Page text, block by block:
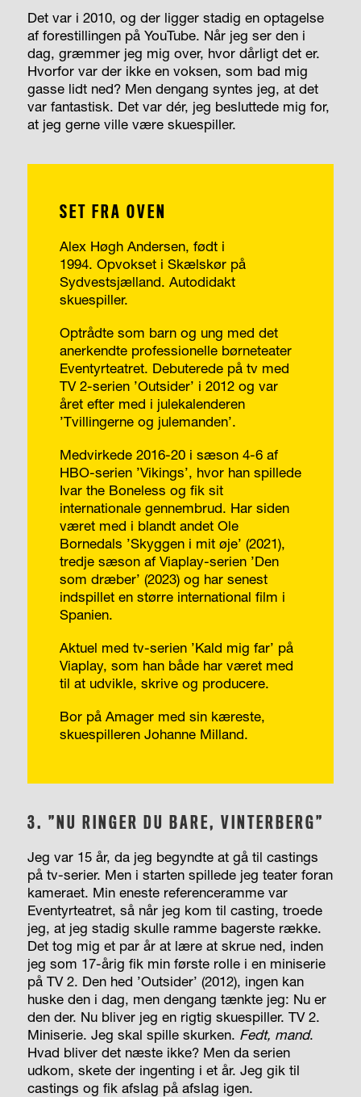
Det var i 2010, og der ligger stadig en optagelse
af forestillingen på YouTube. Når jeg ser den i
dag, græmmer jeg mig over, hvor dårligt det er.
Hvorfor var der ikke en voksen, som bad mig
gasse lidt ned? Men dengang syntes jeg, at det
var fantastisk. Det var dér, jeg besluttede mig for,
at jeg gerne ville være skuespiller.
SET FRA OVEN
Alex Høgh Andersen, født i
1994. Opvokset i Skælskør på
Sydvestsjælland. Autodidakt
skuespiller.
Optrådte som barn og ung med det
anerkendte professionelle børneteater
Eventyrteatret. Debuterede på tv med
TV 2-serien ’Outsider’ i 2012 og var
året efter med i julekalenderen
’Tvillingerne og julemanden’.
Medvirkede 2016-20 i sæson 4-6 af
HBO-serien ’Vikings’, hvor han spillede
Ivar the Boneless og fik sit
internationale gennembrud. Har siden
været med i blandt andet Ole
Bornedals ’Skyggen i mit øje’ (2021),
tredje sæson af Viaplay-serien ’Den
som dræber’ (2023) og har senest
indspillet en større international film i
Spanien.
Aktuel med tv-serien ’Kald mig far’ på
Viaplay, som han både har været med
til at udvikle, skrive og producere.
Bor på Amager med sin kæreste,
skuespilleren Johanne Milland.
3. ”NU RINGER DU BARE, VINTERBERG”
Jeg var 15 år, da jeg begyndte at gå til castings
på tv-serier. Men i starten spillede jeg teater foran
kameraet. Min eneste referenceramme var
Eventyrteatret, så når jeg kom til casting, troede
jeg, at jeg stadig skulle ramme bagerste række.
Det tog mig et par år at lære at skrue ned, inden
jeg som 17-årig fik min første rolle i en miniserie
på TV 2. Den hed ’Outsider’ (2012), ingen kan
huske den i dag, men dengang tænkte jeg: Nuer
den der. Nu bliver jeg en rigtig skuespiller. TV 2.
Miniserie. Jeg skal spille skurken. Fedt, mand.
Hvad bliver det næste ikke? Men da serien
udkom, skete der ingenting i et år. Jeg gik til
castings og fik afslag på afslag igen.